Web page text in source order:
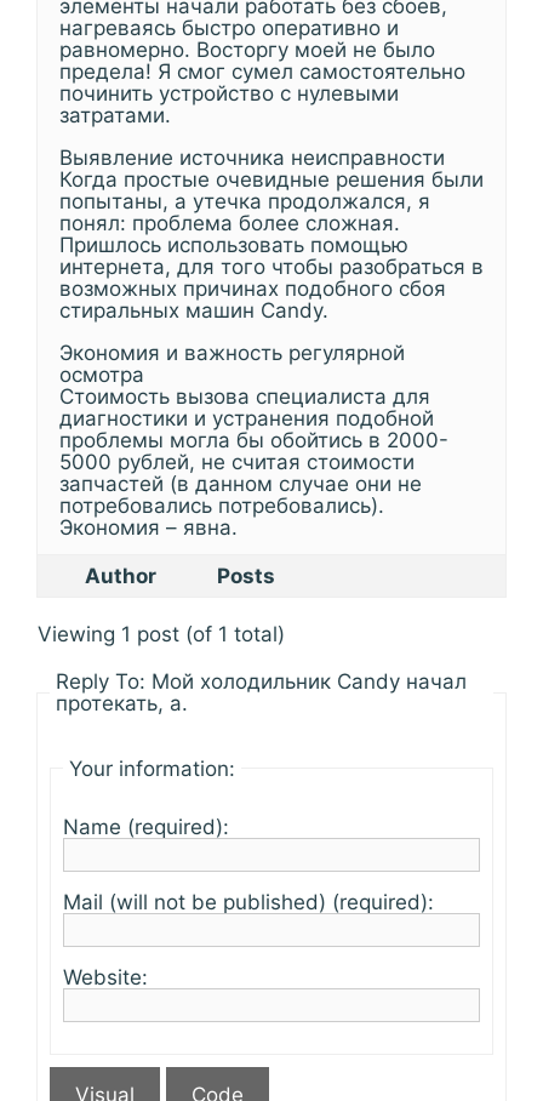
элементы начали работать без сбоев,
нагреваясь быстро оперативно и
равномерно. Восторгу моей не было
предела! Я смог сумел самостоятельно
починить устройство с нулевыми
затратами.
Выявление источника неисправности
Когда простые очевидные решения были
попытаны, а утечка продолжался, я
понял: проблема более сложная.
Пришлось использовать помощью
интернета, для того чтобы разобраться в
возможных причинах подобного сбоя
стиральных машин Candy.
Экономия и важность регулярной
осмотра
Стоимость вызова специалиста для
диагностики и устранения подобной
проблемы могла бы обойтись в 2000-
5000 рублей, не считая стоимости
запчастей (в данном случае они не
потребовались потребовались).
Экономия – явна.
Author
Posts
Viewing 1 post (of 1 total)
Reply To: Мой холодильник Candy начал
протекать, а.
Your information:
Name (required):
Mail (will not be published) (required):
Website:
Visual Code